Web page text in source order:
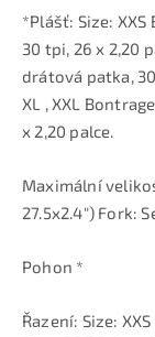
*Plášť: Size:
30 tpi, 26 x 2,20
drátová patka, 30
XL , XXL
x 2,20 palce.
Maximální
27.5x2.4") Fork:
Pohon *
Řazení: Size: XXS